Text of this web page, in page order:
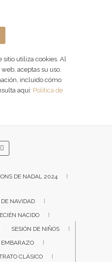
sitio utiliza cookies. Al
aceptas su uso.
incluido cómo
aquí: Política de
DE NADAL 2024
DE NAVIDAD
NACIDO
SESIÓN DE NIÑOS
EMBARAZO
CLÁSICO